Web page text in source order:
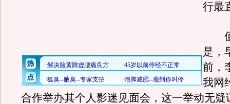
行最
值
是，
前，
我网
合作举办其个人影迷见面会，这一举动无疑